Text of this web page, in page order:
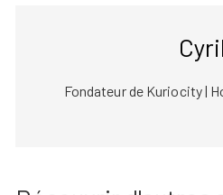
Cyril
Fondateur de Kuriocity |